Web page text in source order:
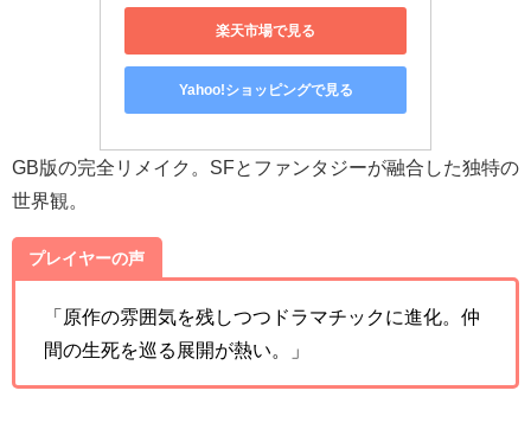
楽天市場で見る
Yahoo!ショッピングで見る
GB版の完全リメイク。SFとファンタジーが融合した独特の
世界観。
プレイヤーの声
「原作の雰囲気を残しつつドラマチックに進化。仲
間の生死を巡る展開が熱い。」